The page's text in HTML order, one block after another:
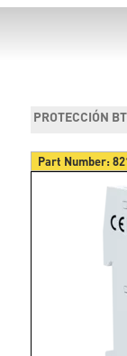
PROTECCIÓN
Part Number: